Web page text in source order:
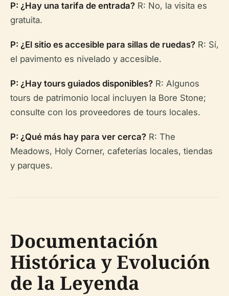
P: ¿Hay una tarifa de entrada? R: No, la visita es
gratuita.
P: ¿El sitio es accesible para sillas de ruedas? R: Sí,
el pavimento es nivelado y accesible.
P: ¿Hay tours guiados disponibles? R: Algunos
tours de patrimonio local incluyen la Bore Stone;
consulte con los proveedores de tours locales.
P: ¿Qué más hay para ver cerca? R: The
Meadows, Holy Corner, cafeterías locales, tiendas
y parques.
Documentación
Histórica y Evolución
de la Leyenda